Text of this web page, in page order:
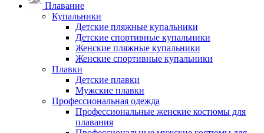
Плавание
Купальники
Детские пляжные купальники
Детские спортивные купальники
Женские пляжные купальники
Женские спортивные купальники
Плавки
Детские плавки
Мужские плавки
Профессиональная одежда
Профессиональные женские костюмы для
плавания